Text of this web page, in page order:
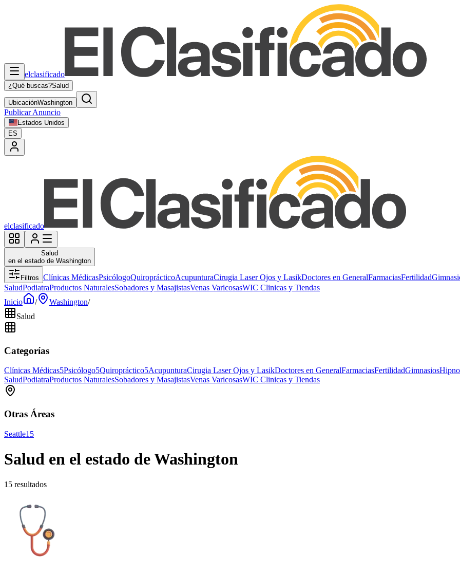
elclasificado
¿Qué buscas?Salud
UbicaciónWashington
Publicar Anuncio
Estados Unidos
ES
elclasificado
Salud
en el estado de Washington
Filtros Clínicas MédicasPsicólogoQuiroprácticoAcupunturaCirugia Laser Ojos y LasikDoctores en GeneralFarmaciasFertilidad
SaludPodiatraProductos NaturalesSobadores y MasajistasVenas VaricosasWIC Clinicas y Tiendas
Inicio
/ Washington/
Salud
Categorías
Clínicas Médicas5Psicólogo5Quiropráctico5AcupunturaCirugia Laser Ojos y LasikDoctores en GeneralFarmaciasFertilidadGimnasios
SaludPodiatraProductos NaturalesSobadores y MasajistasVenas VaricosasWIC Clinicas y Tiendas
Otras Áreas
Seattle15
Salud en el estado de Washington
15 resultados